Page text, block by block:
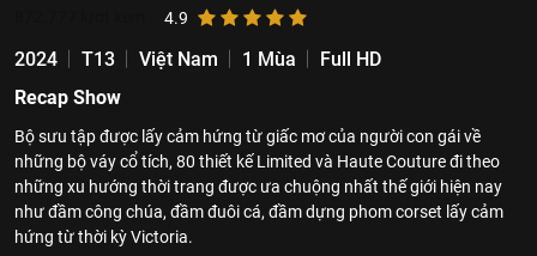
4.9
2024 T13 Việt Nam 1 Mùa
Full HD
Recap Show
Bộ sưu tập được lấy cảm hứng từ giấc mơ của người con gái về
những bộ váy cổ tích, 80 thiết kế Limited và Haute Couture đi theo
những xu hướng thời trang được ưa chuộng nhất thế giới hiện nay
như đầm công chúa, đầm đuôi cá, đầm dựng phom corset lấy cảm
hứng từ thời kỳ Victoria.